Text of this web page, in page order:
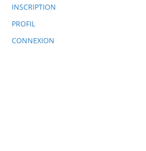
INSCRIPTION
PROFIL
CONNEXION